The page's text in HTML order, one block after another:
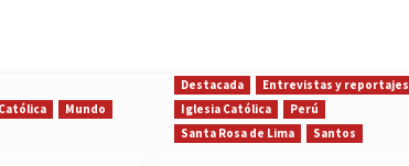
Mundo
Destacada
Entrevistas y reportajes
Iglesia Católica
Perú
Santa Rosa de Lima
Santos